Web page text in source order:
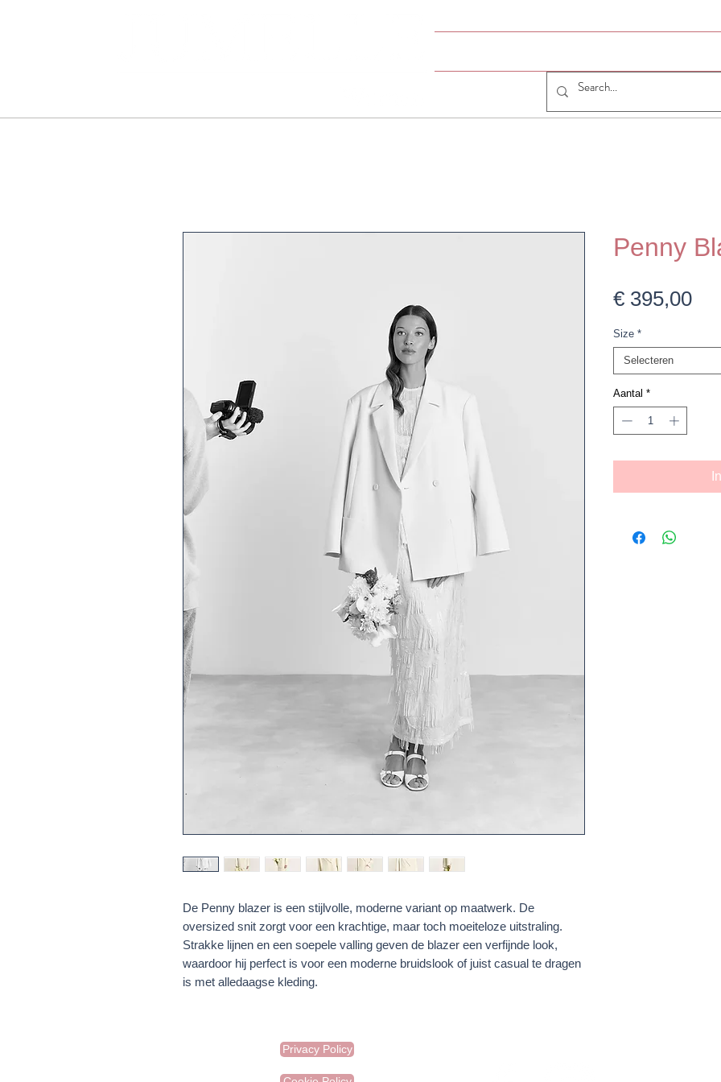
De Penny blazer is een stijlvolle, moderne variant op maatwerk. De
oversized snit zorgt voor een krachtige, maar toch moeiteloze uitstraling.
Strakke lijnen en een soepele valling geven de blazer een verfijnde look,
waardoor hij perfect is voor een moderne bruidslook of juist casual te dragen
is met alledaagse kleding.
Penny
€ 395,00Prijs
Size *
Selecteren
Aantal *
Privacy Policy